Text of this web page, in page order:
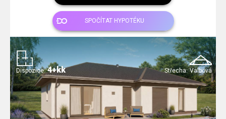
SPOČÍTAT HYPOTÉKU
Střecha: Valbová
Dispozice: 4+kk